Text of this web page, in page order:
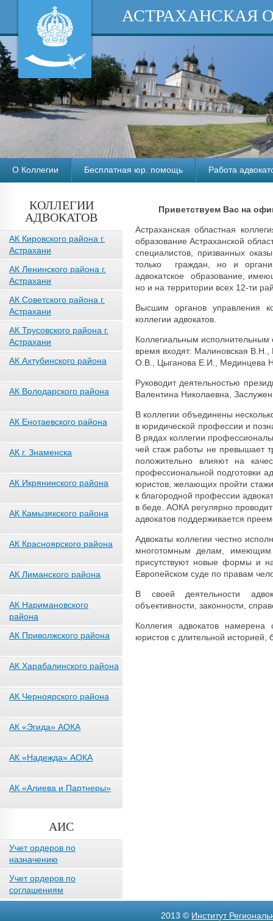
АСТРАХАНСКАЯ
О Коллегии Бесплатная юр. помощь Работа
КОЛЛЕГИИ
АДВОКАТОВ
АК Кировского района г.
Астрахани
АК Ленинского района г.
Астрахани
АК Советского района г.
Астрахани
АК Трусовского района г.
Астрахани
АК Ахтубинского района
АК Володарского района
АК Енотаевского района
АК г. Знаменска
АК Икрянинского района
АК Камызякского района
АК Красноярского района
АК Лиманского района
АК Наримановского
района
АК Приволжского района
АК Харабалинского района
АК Черноярского района
АК «Эгида» АОКА
АК «Надежда» АОКА
АК «Алиева и Партнеры»
АИС
Учет ордеров по
назначению
Учет ордеров по
соглашениям
Приветствуем Вас на
Астраханская областная
образование Астраханской
специалистов, призванных
только граждан, но и
адвокатское образование,
но и на территории всех 12-ти
Высшим органов управления
коллегии адвокатов.
Коллегиальным исполнительным
время входят: Малиновская
О.В., Цыганова Е.И., Мединцева
Руководит деятельностью
Валентина Николаевна,
В коллегии объединены
в юридической профессии и
В рядах коллегии
чей стаж работы не превышает
положительно влияют на
профессиональной подготовки
юристов, желающих пройти
к благородной профессии
в беде. АОКА регулярно
адвокатов поддерживается
Адвокаты коллегии честно
многотомным делам, имеющим
присутствуют новые формы и
Европейском суде по правам
В своей деятельности
объективности, законности,
Коллегия адвокатов намерена
юристов с длительной
2013 © Институт